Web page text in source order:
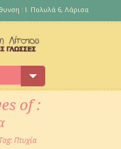
: Ι. Πολυλά 6, Λάρισα
of :
Πτυχία